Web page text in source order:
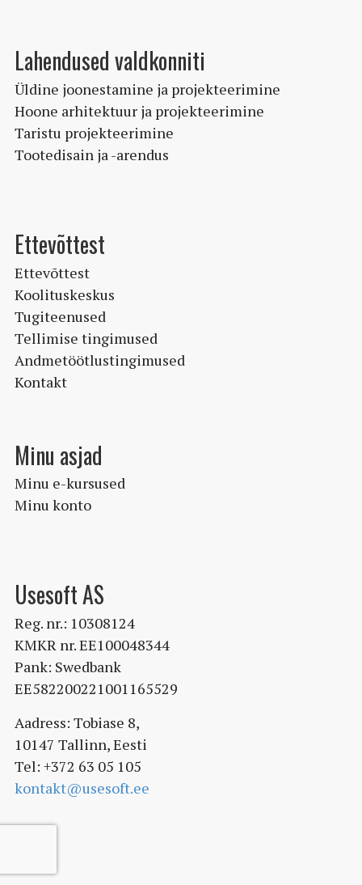
Lahendused valdkonniti
Üldine joonestamine ja projekteerimine
Hoone arhitektuur ja projekteerimine
Taristu projekteerimine
Tootedisain ja -arendus
Ettevõttest
Ettevõttest
Koolituskeskus
Tugiteenused
Tellimise tingimused
Andmetöötlustingimused
Kontakt
Minu asjad
Minu e-kursused
Minu konto
Usesoft AS
Reg. nr.: 10308124
KMKR nr. EE100048344
Pank: Swedbank
EE582200221001165529
Aadress: Tobiase 8,
10147 Tallinn, Eesti
Tel: +372 63 05 105
kontakt@usesoft.ee